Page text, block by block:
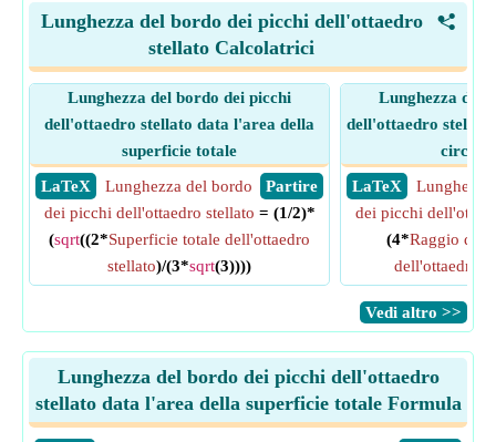
<
Lunghezza del bordo dei picchi dell'ottaedro
stellato Calcolatrici
Lunghezza del bordo dei picchi
dell'ottaedro stellato data l'area della
superficie totale
​ LaTeX
​ Partire
Lunghezza del bordo
dei picchi dell'ottaedro stellato = (1/2)*
(sqrt((2*Superficie totale dell'ottaedro
stellato)/(3*sqrt(3))))
Lunghezza del
dell'ottaedro
​ LaTeX
dei picchi
(4*Raggio
dell'ottaedro
​Vedi altro >>
Lunghezza del bordo dei picchi dell'ottaedro
stellato data l'area della superficie totale Formula